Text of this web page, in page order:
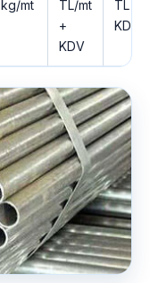
kg/mt
TL/mt
+
KDV
TL +
KDV